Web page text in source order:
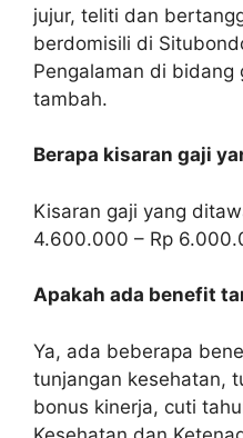
jujur, teliti dan
berdomisili di
Pengalaman di bidang
tambah.
Berapa kisaran gaji
Kisaran gaji yang
4.600.000 – Rp
Apakah ada benefit
Ya, ada beberapa
tunjangan kesehatan,
bonus kinerja, cuti